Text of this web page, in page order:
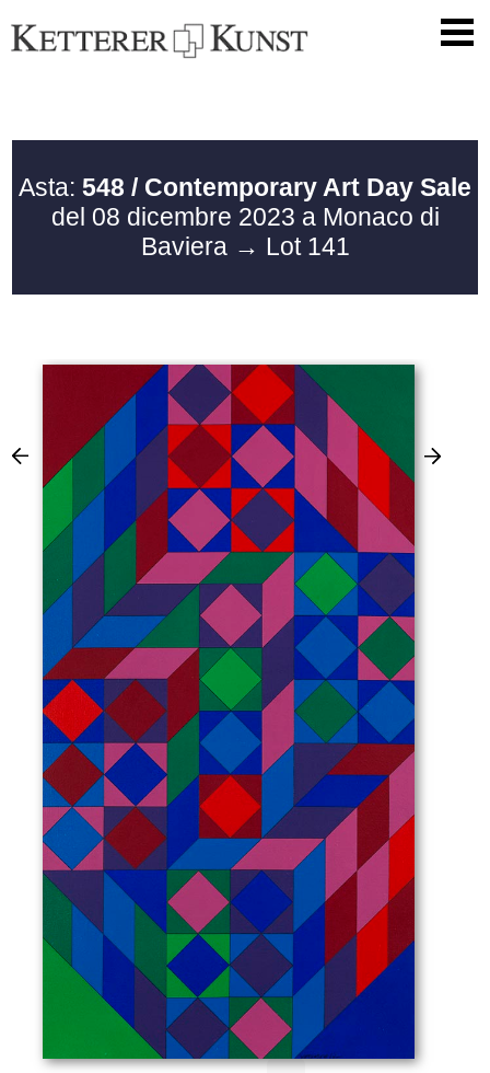
Asta: 548 / Contemporary Art Day Sale
del 08 dicembre 2023 a Monaco di
Baviera → Lot 141